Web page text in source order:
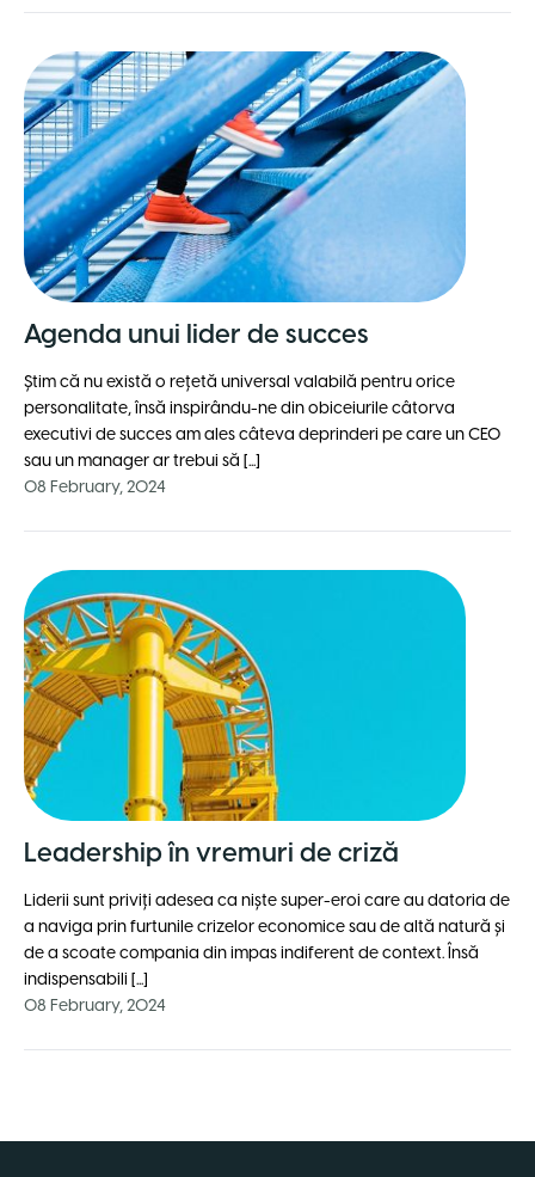
Agenda unui lider de succes
Știm că nu există o rețetă universal valabilă pentru orice
personalitate, însă inspirându-ne din obiceiurile câtorva
executivi de succes am ales câteva deprinderi pe care un CEO
sau un manager ar trebui să [...]
08 February, 2024
Leadership în vremuri de criză
Liderii sunt priviți adesea ca niște super-eroi care au datoria de
a naviga prin furtunile crizelor economice sau de altă natură și
de a scoate compania din impas indiferent de context. Însă
indispensabili [...]
08 February, 2024